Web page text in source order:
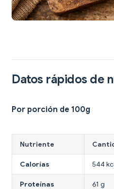
Datos rápidos de
Por porción de 100g
Nutriente
Calorías 544
Proteínas 61 g